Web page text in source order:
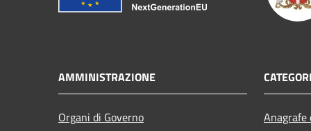
AMMINISTRAZIONE
Organi di Governo